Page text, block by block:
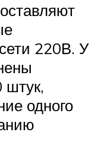
220В. У
штук,
одного